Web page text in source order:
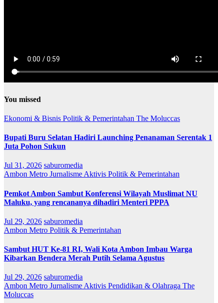
You missed
Ekonomi & Bisnis Politik & Pemerintahan The Moluccas
Bupati Buru Selatan Hadiri Launching Penanaman Serentak 1
Juta Pohon Sukun
Jul 31, 2026 saburomedia
Ambon Metro Jurnalisme Aktivis Politik & Pemerintahan
Pemkot Ambon Sambut Konferensi Wilayah Muslimat NU
Maluku, yang rencananya dihadiri Menteri PPPA
Jul 29, 2026 saburomedia
Ambon Metro Politik & Pemerintahan
Sambut HUT Ke-81 RI, Wali Kota Ambon Imbau Warga
Kibarkan Bendera Merah Putih Selama Agustus
Jul 29, 2026 saburomedia
Ambon Metro Jurnalisme Aktivis Pendidikan & Olahraga The
Moluccas